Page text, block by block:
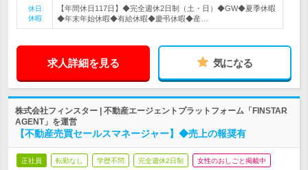
休日
休暇
【年間休日117日】◆完全週休2日制（土・日）◆GW◆夏季休暇
◆年末年始休暇◆有給休暇◆慶弔休暇◆産…
求人詳細を見る 気になる
株式会社フィンスター | 不動産エージェントプラットフォーム「FINSTAR
AGENT」を運営
【不動産売買セールスマネージャー】◆売上の報奨有
正社員 転勤なし 学歴不問 完全週休2日制 女性のおしごと掲載中